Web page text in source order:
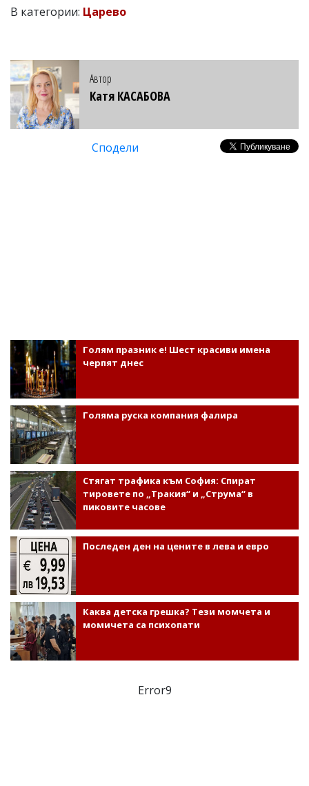
В категории: Царево
Автор
Катя КАСАБОВА
Сподели
Голям празник е! Шест красиви имена
черпят днес
Голяма руска компания фалира
Стягат трафика към София: Спират
тировете по „Тракия“ и „Струма“ в
пиковите часове
Последен ден на цените в лева и евро
Каква детска грешка? Тези момчета и
момичета са психопати
Error9